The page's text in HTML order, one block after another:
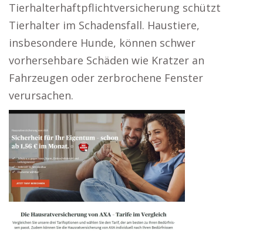
Tierhalterhaftpflichtversicherung schützt
Tierhalter im Schadensfall. Haustiere,
insbesondere Hunde, können schwer
vorhersehbare Schäden wie Kratzer an
Fahrzeugen oder zerbrochene Fenster
verursachen.